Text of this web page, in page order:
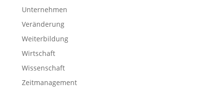
Unternehmen
Veränderung
Weiterbildung
Wirtschaft
Wissenschaft
Zeitmanagement